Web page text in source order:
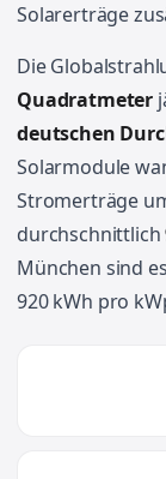
Solarerträge
Die
Quadratmeter
deutschen
Solarmodule
Stromerträge
durchschnittlich
München sind
920 kWh pro